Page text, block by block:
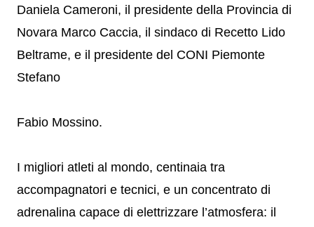
Daniela Cameroni, il presidente della Provincia di
Novara Marco Caccia, il sindaco di Recetto Lido
Beltrame, e il presidente del CONI Piemonte
Stefano
Fabio Mossino.
I migliori atleti al mondo, centinaia tra
accompagnatori e tecnici, e un concentrato di
adrenalina capace di elettrizzare l’atmosfera: il